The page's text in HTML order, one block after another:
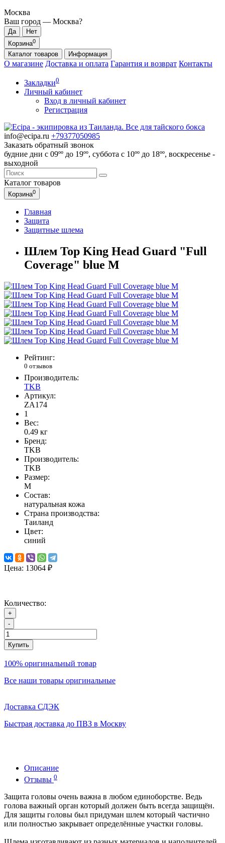
Москва
Ваш город — Москва?
Корзина0
Каталог товаров Информация
О магазине Доставка и оплата Гарантия и возврат Контакты
Закладки0
Личный кабинет
Вход в личный кабинет
Регистрация
info@ecipa.ru +79377050985
Заказать обратный звонок
будние дни с 09ºº до 19ºº, суббота с 10ºº до 18ºº, воскресенье -
выходной
Каталог товаров
Корзина0
Главная
Защита
Защитные шлема
Шлем Top King Head Guard "Full
Coverage" blue M
Рейтинг:
0 отзывов
Производитель:
TKB
Артикул:
ZA174
1
Вес:
0.49 кг
Бренд:
TKB
Производитель:
TKB
Размер:
M
Состав:
натуральная кожа
Страна производства:
Таиланд
Цвет:
синий
Цена: 13064 ₽
Количество:
+
-
Купить
100% оригинальный товар
Все наши товары оригинальные
Доставка СДЭК
Быстрая доставка до ПВЗ в Москву
Описание
Отзывы 0
Защита головы очень важна в любом единоборстве. Ведь
голова важный орган который должен быть всегда защищён.
Для защиты головы был придуман шлем который частично
или полностью закрывает определённые участки головы.